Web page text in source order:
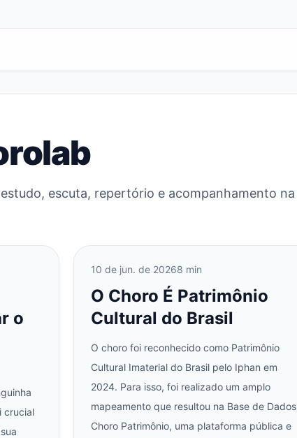
escuta, repertório e acompanhamento na
o
crucial
10 de jun. de 20268 min
O Choro É Patrimônio
Cultural do Brasil
O choro foi reconhecido como Patrimônio
Cultural Imaterial do Brasil pelo Iphan em
2024. Para isso, foi realizado um amplo
mapeamento que resultou na Base de Dados
Choro Patrimônio, uma plataforma pública e